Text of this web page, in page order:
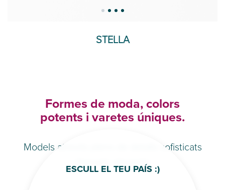
STELLA
Formes de moda, colors
potents i varetes úniques.
Models atrevits plens de detalls sofisticats
i fressats elegants.
ESCULL EL TEU PAÍS :)